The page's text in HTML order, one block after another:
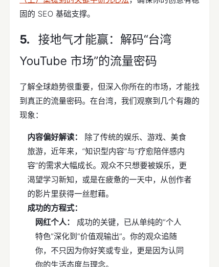
固的 SEO 基础支撑。
接地气才能赢：解码“台湾
YouTube 市场”的流量密码
了解全球趋势很重要，但深入你所在的市场，才能找
到真正的流量密码。在台湾，我们观察到几个有趣的
现象：
内容偏好解读：
除了传统的娱乐、游戏、美食
旅游，近年来，“知识型内容”与“疗愈陪伴感内
容”的需求大幅成长。观众不只想要被娱乐，更
渴望学习新知，或是在疲惫的一天中，从创作者
的影片里获得一丝慰藉。
成功的方程式：
网红个人：
成功的关键，已从单纯的“个人
特色”深化到“价值观输出”。你的观众追随
你，不只因为你好笑或专业，更是因为认同
你的生活态度与理念。